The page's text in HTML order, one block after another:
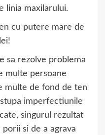
linia maxilarului.
cu putere mare de
sa rezolve problema
multe persoane
multe de fond de ten
imperfectiunile
singurul rezultat
si de a agrava